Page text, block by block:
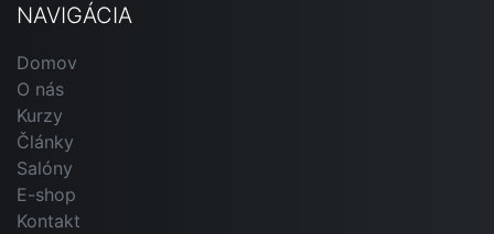
NAVIGÁCIA
Domov
O nás
Kurzy
Články
Salóny
E-shop
Kontakt